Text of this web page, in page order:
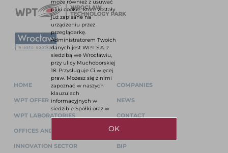
HOME
WPT OFFER
WPT LABORATORIES
OFFICES AND SPACES FOR RENT
INNOVATION SECTOR
COMPANIES
NEWS
CONTACT
PRIVACY POLICY
BIP
może również z usuwać
pliki cookie, które zostały
już zapisane na
urządzeniu przez
przeglądarkę.
Administratorem Twoich
danych jest WPT S.A. z
siedzibą we Wrocławiu,
przy ulicy Muchoborskiej
18. Przysługuje Ci więcej
praw. Możesz się z nimi
zapoznać w naszych
klauzulach
informacyjnych w
siedzibie Spółki oraz w
OK